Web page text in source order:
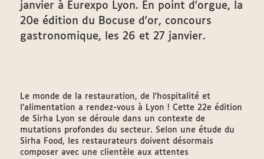
janvier à Eurexpo Lyon. En point d'orgue, la
20e édition du Bocuse d'or, concours
gastronomique, les 26 et 27 janvier.
Le monde de la restauration, de l'hospitalité et
l'alimentation a rendez-vous à Lyon ! Cette 22e édition
de Sirha Lyon se déroule dans un contexte de
mutations profondes du secteur. Selon une étude du
Sirha Food, les restaurateurs doivent désormais
composer avec une clientèle aux attentes